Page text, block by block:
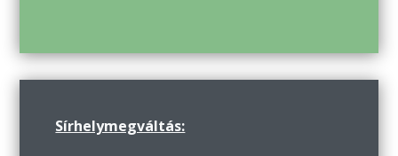
Sírhelymegváltás: